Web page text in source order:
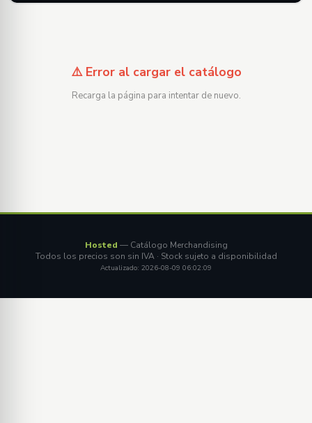
⚠️ Error al cargar el catálogo
Recarga la página para intentar de nuevo.
Hosted — Catálogo Merchandising
Todos los precios son sin IVA · Stock sujeto a disponibilidad
Actualizado: 2026-08-09 06:02:09